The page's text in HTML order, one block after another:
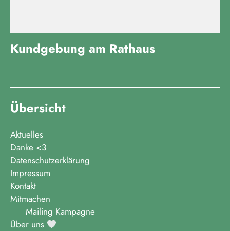
Kundgebung am Rathaus
Übersicht
Aktuelles
Danke <3
Datenschutzerklärung
Impressum
Kontakt
Mitmachen
Mailing Kampagne
Über uns